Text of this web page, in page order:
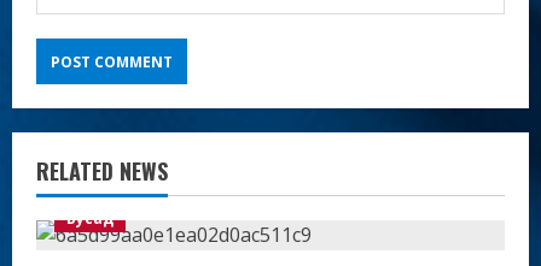
RELATED NEWS
Бусад